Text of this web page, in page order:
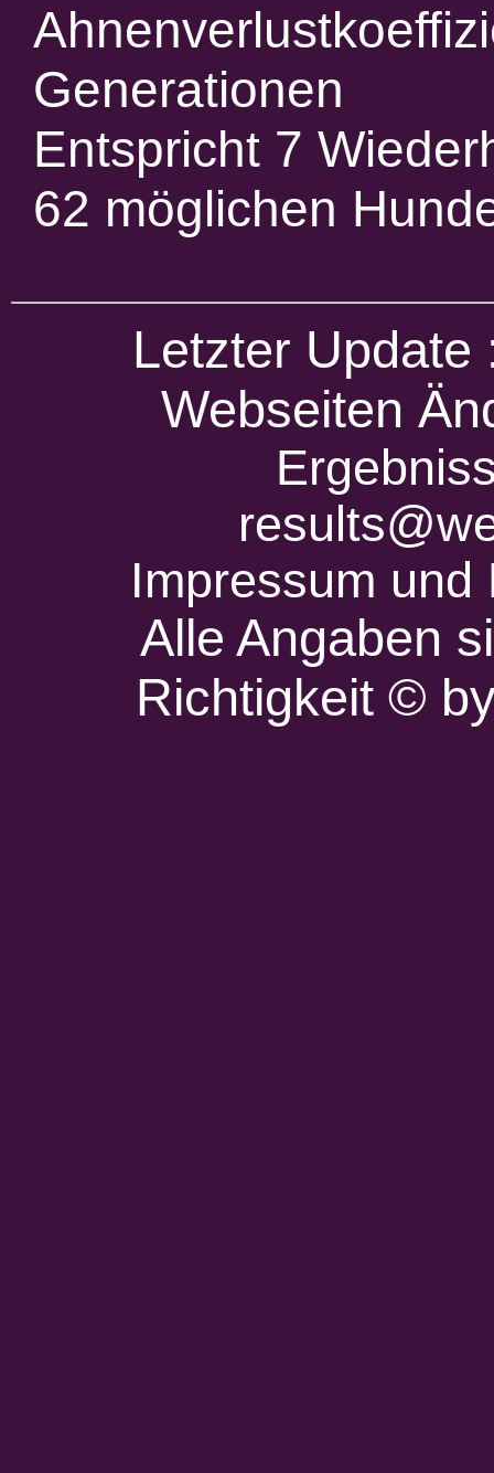
Generationen
Entspricht 7
62 möglichen
Letzter
Webseiten
Impressum
Alle Angaben
Richtigkeit ©